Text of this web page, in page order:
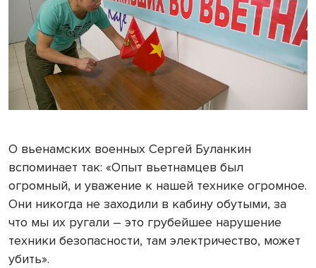
О вьенамских военных Сергей Буланкин
вспоминает так: «Опыт вьетнамцев был
огромный, и уважение к нашей технике огромное.
Они никогда не заходили в кабину обутыми, за
что мы их ругали – это грубейшее нарушение
техники безопасности, там электричество, может
убить».